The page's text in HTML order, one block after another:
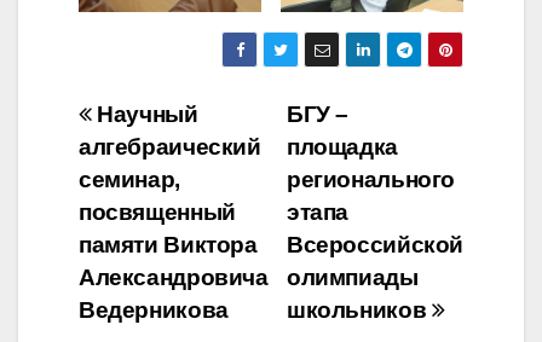
Навигация
по
записям
БГУ –
площадка
регионального
этапа
Всероссийской
олимпиады
школьников
Научный
алгебраический
семинар,
посвященный
памяти Виктора
Александровича
Ведерникова